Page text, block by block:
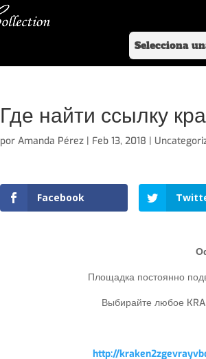
Где найти ссылку
porAmanda Pérez | Feb 13, 2018 |
Facebook
Площадка постоянно
Выбирайте любое
http://